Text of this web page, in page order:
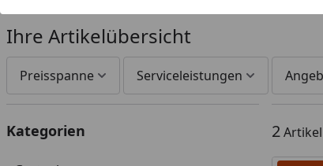
Ihre Artikelübersicht
Preisspanne Serviceleistungen
Kategorien 2